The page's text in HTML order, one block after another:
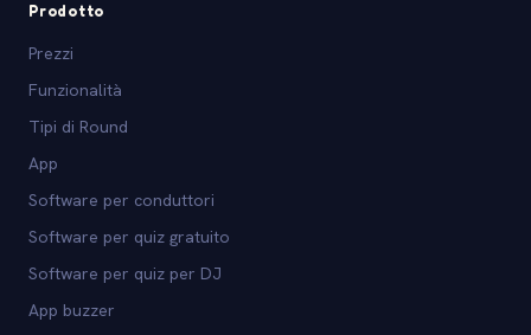
Prodotto
Prezzi
Funzionalità
Tipi di Round
App
Software per conduttori
Software per quiz gratuito
Software per quiz per DJ
App buzzer